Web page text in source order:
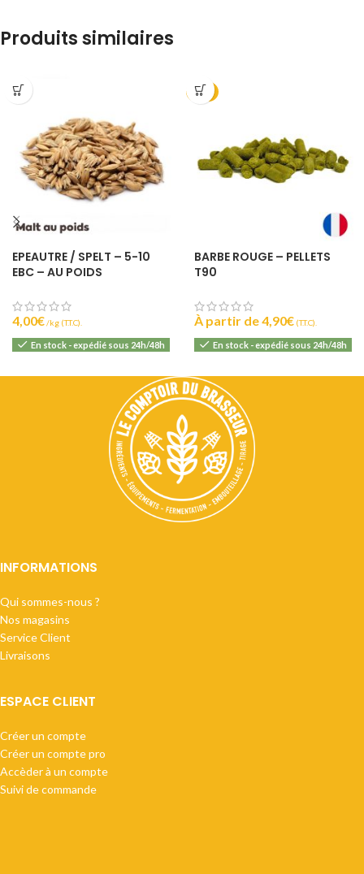
Produits similaires
EPEAUTRE / SPELT – 5-10
EBC – AU POIDS
4,00€ (T.T.C).
En stock - expédié sous 24h/48h
2025
BARBE ROUGE – PELLETS
T90
À partir de4,90€ (T.T.C).
En stock - expédié sous 24h/48h
INFORMATIONS
Qui sommes-nous ?
Nos magasins
Service Client
Livraisons
ESPACE CLIENT
Créer un compte
Créer un compte pro
Accèder à un compte
Suivi de commande